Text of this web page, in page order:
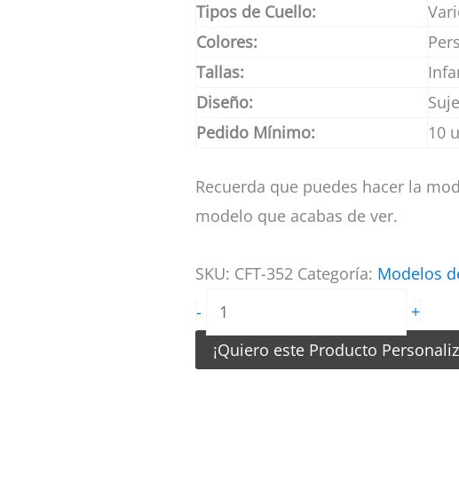
Tipos de Cuello:
Colores:
Tallas:
Diseño:
Pedido Mínimo:
10
Recuerda que puedes hacer la
modelo que acabas de ver.
SKU: CFT-352 Categoría: Modelos
-
Camiseta
de
Futbol
+
¡Quiero este Producto